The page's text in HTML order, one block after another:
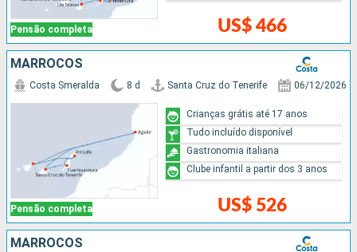
Pensão completa US$ 466
MARROCOS
Pensão completa
Costa Smeralda 8 d Santa Cruz do Tenerife 06/12/2026
US$ 526
Crianças grátis até 17 anos
Tudo incluído disponível
Gastronomia italiana
Clube infantil a partir dos 3 anos
MARROCOS